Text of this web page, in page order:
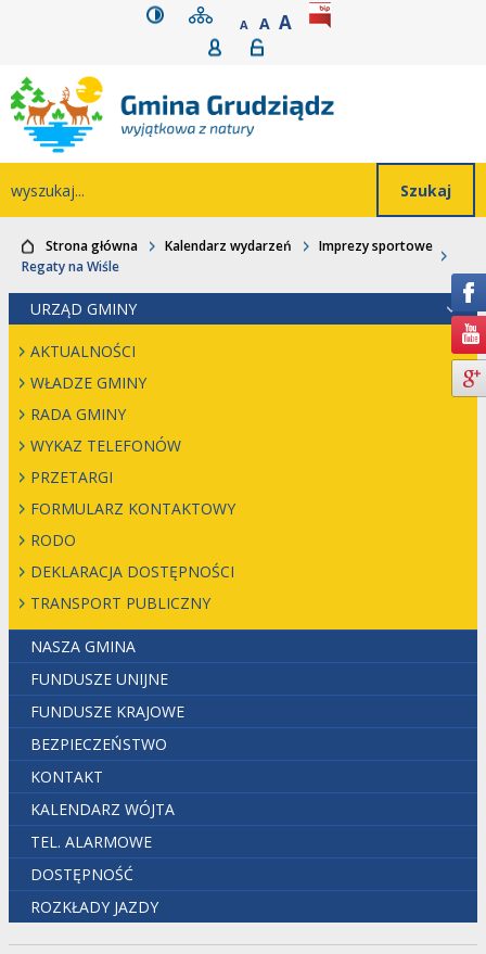
Przejdź do głównego
Przejdź do treści
Przejdź do
wyszukiwarki
Przejdź do mapywersja kontrastowa
mapa serwisu
A POMNIEJSZ CZCIONKĘ
A STANDARDOWY ROZMIAR
A POWIĘKSZ
rozmiar czcionki
Rejestracja
Strona główna Kalendarz wydarzeń
Imprezy sportowe
Regaty na Wiśle
URZĄD GMINY
AKTUALNOŚCI
WŁADZE GMINY
RADA GMINY
WYKAZ TELEFONÓW
PRZETARGI
FORMULARZ KONTAKTOWY
RODO
DEKLARACJA DOSTĘPNOŚCI
TRANSPORT PUBLICZNY
NASZA GMINA
FUNDUSZE UNIJNE
FUNDUSZE KRAJOWE
BEZPIECZEŃSTWO
KONTAKT
KALENDARZ WÓJTA
TEL. ALARMOWE
DOSTĘPNOŚĆ
ROZKŁADY JAZDY